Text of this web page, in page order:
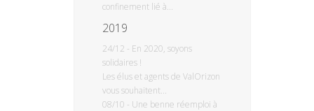
confinement lié à...
2019
24/12 - En 2020, soyons
solidaires !
Les élus et agents de ValOrizon
vous souhaitent...
08/10 - Une benne réemploi à